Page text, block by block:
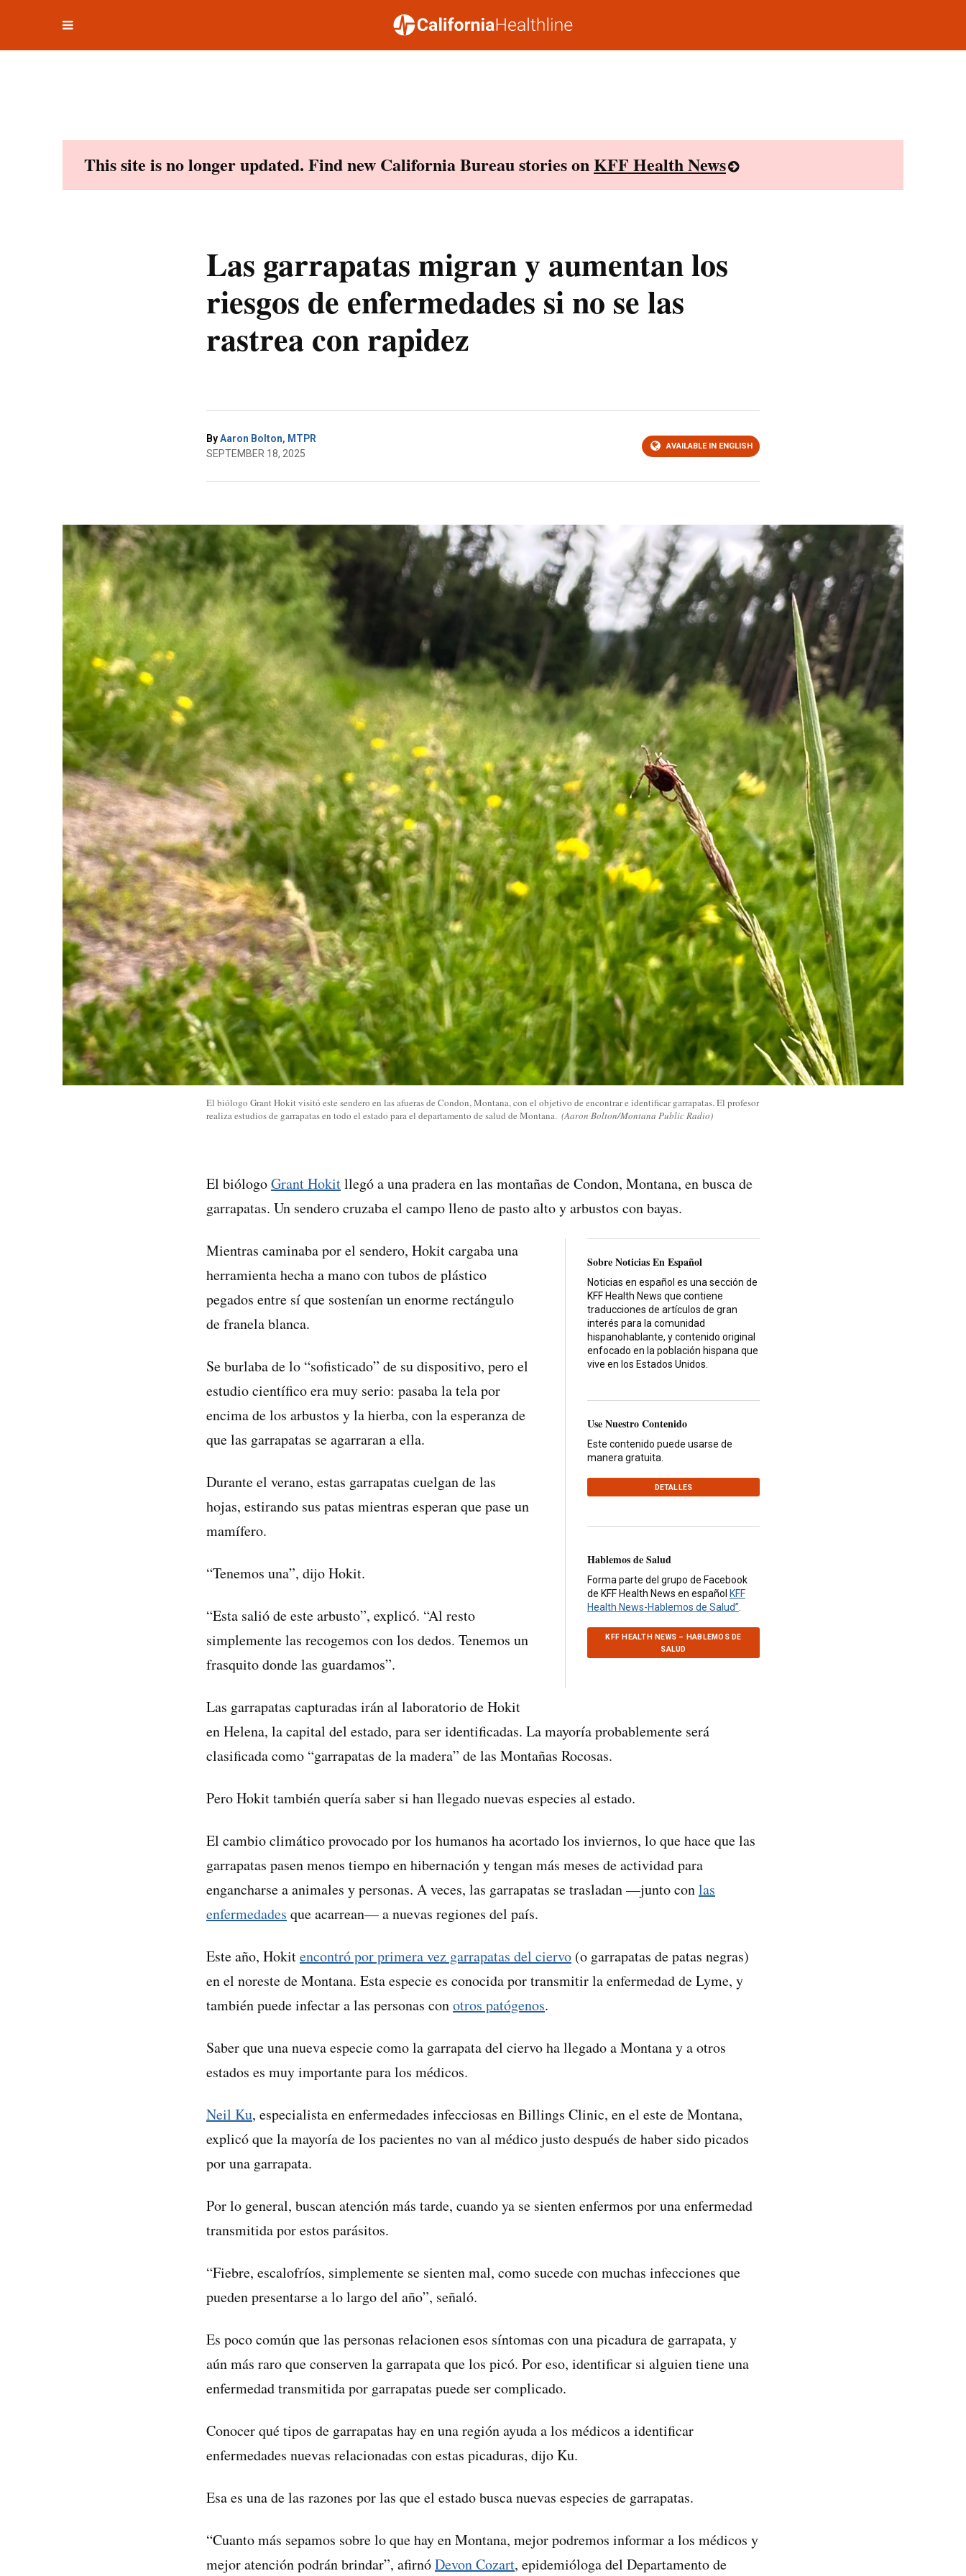
This site is no longer updated. Find new California Bureau stories onKFF Health News
Las garrapatas migran y aumentan los
riesgos de enfermedades si no se las
rastrea con rapidez
ByAaron Bolton, MTPR
SEPTEMBER 18, 2025
AVAILABLE IN ENGLISH
El biólogo Grant Hokit visitó este sendero en las afueras de Condon, Montana, con el objetivo de encontrar e identificar garrapatas. El profesor
realiza estudios de garrapatas en todo el estado para el departamento de salud de Montana. (Aaron Bolton/Montana Public Radio)
El biólogoGrant Hokitllegó a una pradera en las montañas de Condon, Montana, en busca de
garrapatas. Un sendero cruzaba el campo lleno de pasto alto y arbustos con bayas.
Sobre Noticias En Español
Noticias en español es una sección de
KFF Health News que contiene
traducciones de artículos de gran
interés para la comunidad
hispanohablante, y contenido original
enfocado en la población hispana que
vive en los Estados Unidos.
Use Nuestro Contenido
Este contenido puede usarse de
manera gratuita.
DETALLES
Hablemos de Salud
Forma parte del grupo de Facebook
de KFF Health News en español KFF
Health News-Hablemos de Salud”
KFF HEALTH NEWS – HABLEMOS DE
SALUD
Mientras caminaba por el sendero, Hokit cargaba una
herramienta hecha a mano con tubos de plástico
pegados entre sí que sostenían un enorme rectángulo
de franela blanca.
Se burlaba de lo “sofisticado” de su dispositivo, pero el
estudio científico era muy serio: pasaba la tela por
encima de los arbustos y la hierba, con la esperanza de
que las garrapatas se agarraran a ella.
Durante el verano, estas garrapatas cuelgan de las
hojas, estirando sus patas mientras esperan que pase un
mamífero.
“Tenemos una”, dijo Hokit.
“Esta salió de este arbusto”, explicó. “Al resto
simplemente las recogemos con los dedos. Tenemos un
frasquito donde las guardamos”.
Las garrapatas capturadas irán al laboratorio de Hokit
en Helena, la capital del estado, para ser identificadas. La mayoría probablemente será
clasificada como “garrapatas de la madera” de las Montañas Rocosas.
Pero Hokit también quería saber si han llegado nuevas especies al estado.
El cambio climático provocado por los humanos ha acortado los inviernos, lo que hace que las
garrapatas pasen menos tiempo en hibernación y tengan más meses de actividad para
engancharse a animales y personas. A veces, las garrapatas se trasladan —junto conlas
enfermedades que acarrean— a nuevas regiones del país.
Este año, Hokitencontró por primera vez garrapatas del ciervo (o garrapatas de patas negras)
en el noreste de Montana. Esta especie es conocida por transmitir la enfermedad de Lyme, y
también puede infectar a las personas conotros patógenos.
Saber que una nueva especie como la garrapata del ciervo ha llegado a Montana y a otros
estados es muy importante para los médicos.
Neil Ku, especialista en enfermedades infecciosas en Billings Clinic, en el este de Montana,
explicó que la mayoría de los pacientes no van al médico justo después de haber sido picados
por una garrapata.
Por lo general, buscan atención más tarde, cuando ya se sienten enfermos por una enfermedad
transmitida por estos parásitos.
“Fiebre, escalofríos, simplemente se sienten mal, como sucede con muchas infecciones que
pueden presentarse a lo largo del año”, señaló.
Es poco común que las personas relacionen esos síntomas con una picadura de garrapata, y
aún más raro que conserven la garrapata que los picó. Por eso, identificar si alguien tiene una
enfermedad transmitida por garrapatas puede ser complicado.
Conocer qué tipos de garrapatas hay en una región ayuda a los médicos a identificar
enfermedades nuevas relacionadas con estas picaduras, dijo Ku.
Esa es una de las razones por las que el estado busca nuevas especies de garrapatas.
“Cuanto más sepamos sobre lo que hay en Montana, mejor podremos informar a los médicos y
mejor atención podrán brindar”, afirnóDevon Cozart, epidemióloga del Departamento de